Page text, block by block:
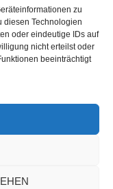
zu
diesen Technologien
oder eindeutige IDs auf
nicht erteilst oder
beeinträchtigt